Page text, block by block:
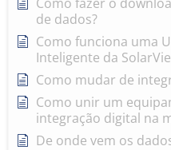
de dados?
Como funciona uma
Inteligente da
Como mudar de
Como unir um
integração digital na
De onde vem os